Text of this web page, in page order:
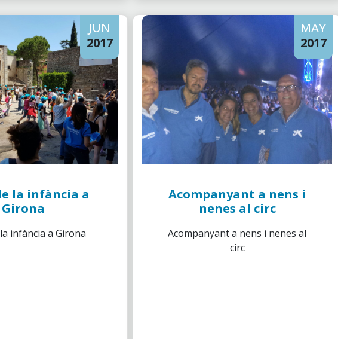
JUN
2017
la infància a
Girona
infància a Girona
MAY
2017
Acompanyant a nens i
nenes al circ
Acompanyant a nens i nenes al
circ